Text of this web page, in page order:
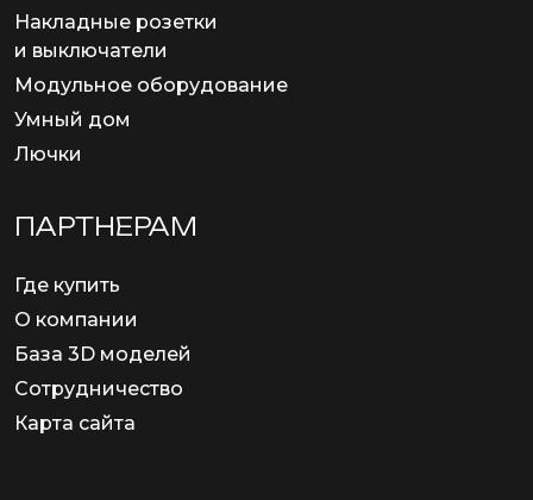
Накладные розетки
и выключатели
Модульное оборудование
Умный дом
Лючки
ПАРТНЕРАМ
Где купить
О компании
База 3D моделей
Сотрудничество
Карта сайта